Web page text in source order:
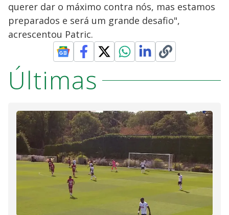
querer dar o máximo contra nós, mas estamos
preparados e será um grande desafio",
acrescentou Patric.
Últimas